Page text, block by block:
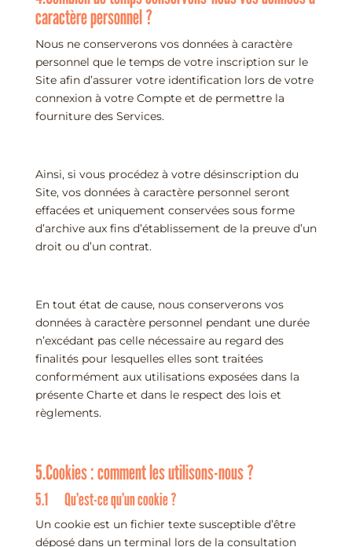
caractère personnel ?
Nous ne conserverons vos données à caractère
personnel que le temps de votre inscription sur le
Site afin d’assurer votre identification lors de votre
connexion à votre Compte et de permettre la
fourniture des Services.
Ainsi, si vous procédez à votre désinscription du
Site, vos données à caractère personnel seront
effacées et uniquement conservées sous forme
d’archive aux fins d’établissement de la preuve d’un
droit ou d’un contrat.
En tout état de cause, nous conserverons vos
données à caractère personnel pendant une durée
n’excédant pas celle nécessaire au regard des
finalités pour lesquelles elles sont traitées
conformément aux utilisations exposées dans la
présente Charte et dans le respect des lois et
règlements.
5.Cookies : comment les utilisons-nous ?
5.1 Qu’est-ce qu’un cookie ?
Un cookie est un fichier texte susceptible d’être
déposé dans un terminal lors de la consultation